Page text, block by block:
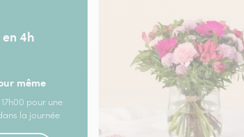
4h
même
pour une
la journée